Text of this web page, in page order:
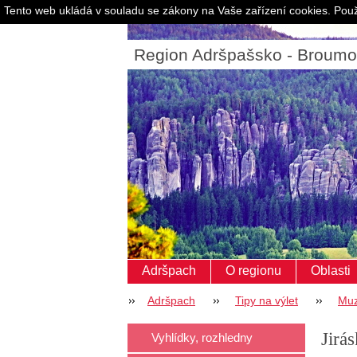
Region Adršpašsko -
Adršpach O regionu Oblasti
Adršpach Tipy na výlet
Vyhlídky, rozhledny
Tento web ukládá v souladu se zákony na Vaše zařízení cookies.